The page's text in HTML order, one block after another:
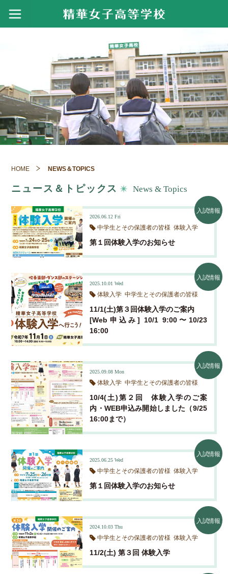
精華学園117年のあゆみ
アクセス
寄付金のお願い
進路実績
精華女子短期大学
製菓衛生師国家試験結果・製菓コース進路実
看護師国家試験結果・看護専攻科進路実績
資格・検定
令和７年度 実績
令和６年度 実績
令和４年度 実績
令和３年度 実績
令和２年度 実績
令和元年度 実績
平成３０年度 実績
平成２９年度 実績
平成２８年度 実績
平成２７年度 実績
クラブ活動
体育部
吹奏楽部のおもな活躍
スクールライフ
年間行事
施設・設備紹介
看護専攻科校舎
制服紹介
過去問題集
入試特典・奨学生制度
NEWS＆TOPICS
お知らせ
クラブ活動
入試情報
各種証明書発行
在校生とその保護者の皆様
HOME NEWS＆TOPICS
ニュース＆トピックス News & Topics
2026.06.12 Fri
中学生とその保護者の皆様 体験入学
第１回体験入学のお知らせ
入試情報
2025.10.01 Wed
体験入学 中学生とその保護者の皆様
11/1(土)第３回体験入学のご案内
[Web申込み] 10/1 9:00〜10/23
16:00
入試情報
2025.09.08 Mon
体験入学 中学生とその保護者の皆様
10/4(土)第２回 体験入学のご案
内・WEB申込み開始しました（9/25
16:00まで）
入試情報
2025.06.25 Wed
中学生とその保護者の皆様 体験入学
第１回体験入学のお知らせ
入試情報
2024.10.03 Thu
中学生とその保護者の皆様 体験入学
11/2(土) 第３回 体験入学
入試情報